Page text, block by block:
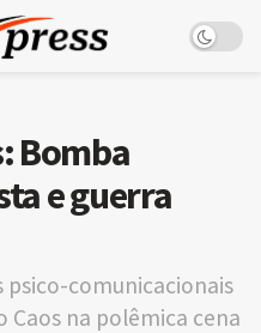
Bomba
e guerra
psico-comunicacionais
na polêmica cena